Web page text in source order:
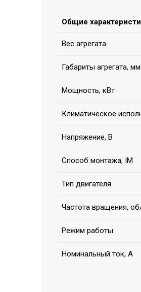
Общие
Вес агрегата
Габариты агрегата, мм
Мощность, кВт
Климатическое
Напряжение, В
Способ монтажа, IM
Тип двигателя
Частота вращения,
Режим работы
Номинальный ток, А